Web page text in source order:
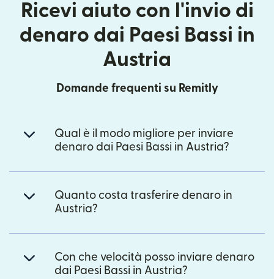
Ricevi aiuto con l'invio di
denaro dai Paesi Bassi in
Austria
Domande frequenti su Remitly
Qual è il modo migliore per inviare
denaro dai Paesi Bassi in Austria?
Quanto costa trasferire denaro in
Austria?
Con che velocità posso inviare denaro
dai Paesi Bassi in Austria?